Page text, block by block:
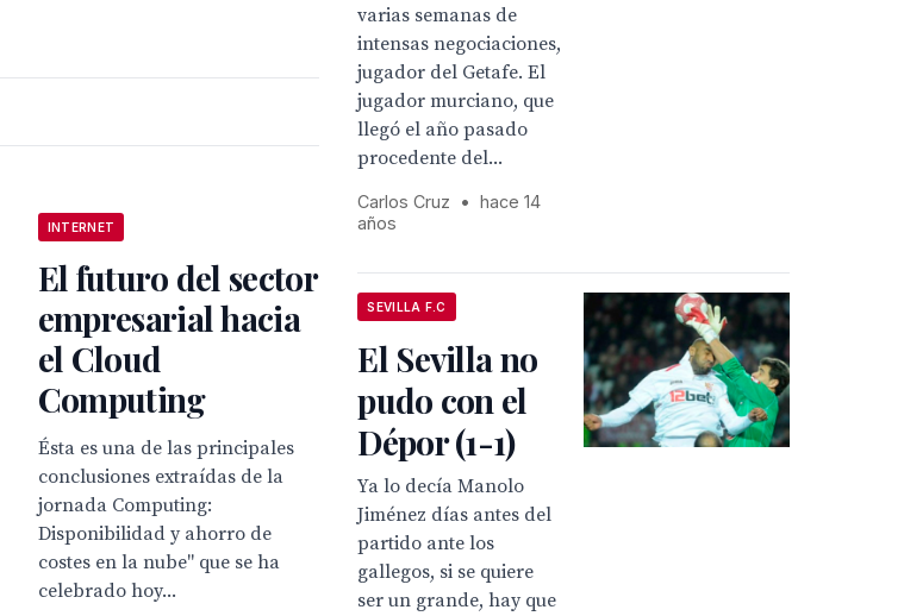
INTERNET
El futuro del sector
empresarial hacia
el Cloud
Computing
Ésta es una de las principales
conclusiones extraídas de la
jornada Computing:
Disponibilidad y ahorro de
costes en la nube" que se ha
celebrado hoy...
varias semanas de
intensas negociaciones,
jugador del Getafe. El
jugador murciano, que
llegó el año pasado
procedente del...
Carlos Cruz •
hace 14
años
SEVILLA F.C
El Sevilla no
pudo con el
Dépor (1-1)
Ya lo decía Manolo
Jiménez días antes del
partido ante los
gallegos, si se quiere
ser un grande, hay que